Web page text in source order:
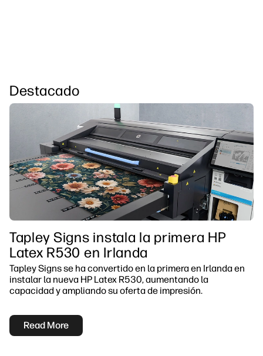
Destacado
Tapley Signs instala la primera HP
Latex R530 en Irlanda
Tapley Signs se ha convertido en la primera en Irlanda en
instalar la nueva HP Latex R530, aumentando la
capacidad y ampliando su oferta de impresión.
Read More